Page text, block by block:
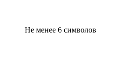
Не менее 6 символов